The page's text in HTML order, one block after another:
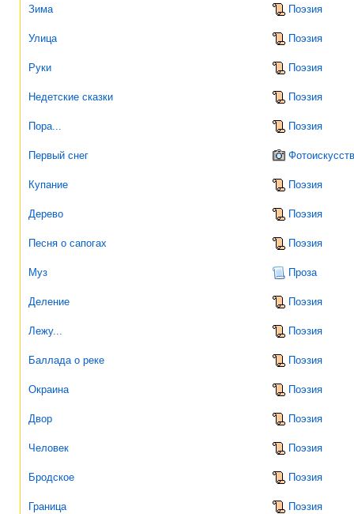
Зима Поэзия
Улица Поэзия
Руки Поэзия
Недетские сказки Поэзия
Пора... Поэзия
Первый снег
Купание Поэзия
Дерево Поэзия
Песня о сапогах Поэзия
Муз Проза
Деление Поэзия
Лежу... Поэзия
Баллада о реке Поэзия
Окраина Поэзия
Двор Поэзия
Человек Поэзия
Бродское Поэзия
Граница Поэзия